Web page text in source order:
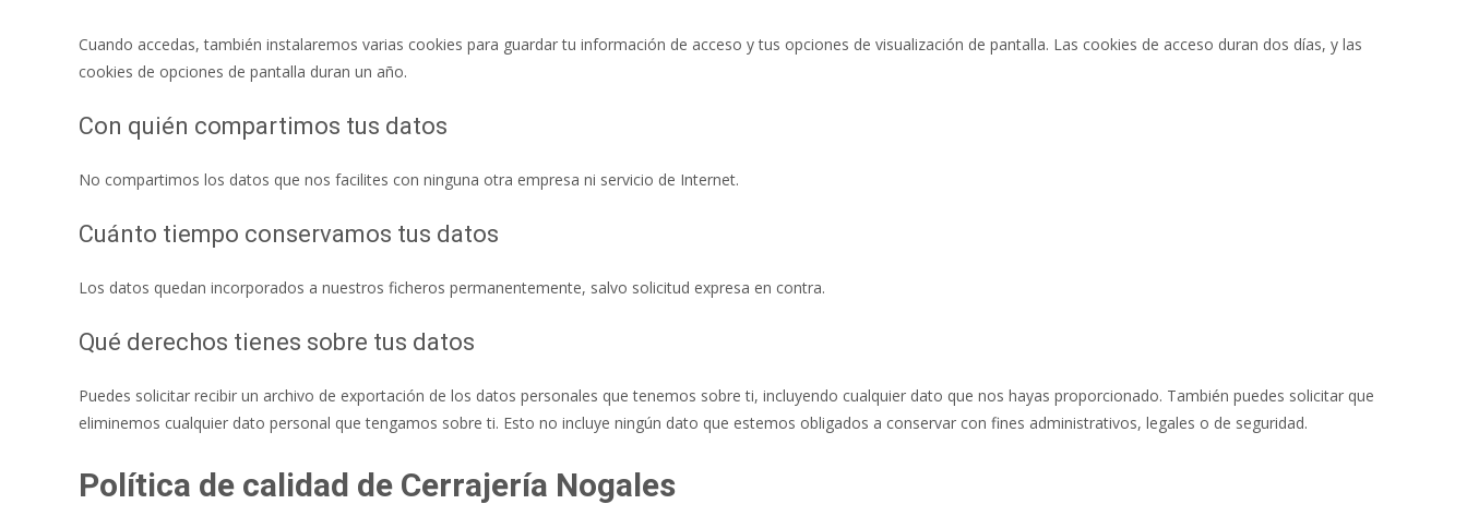
Cuando accedas, también instalaremos varias cookies para guardar tu información de acceso y tus opciones de visualización de pantalla. Las cookies de acceso duran dos días, y las
cookies de opciones de pantalla duran un año.
Con quién compartimos tus datos
No compartimos los datos que nos facilites con ninguna otra empresa ni servicio de Internet.
Cuánto tiempo conservamos tus datos
Los datos quedan incorporados a nuestros ficheros permanentemente, salvo solicitud expresa en contra.
Qué derechos tienes sobre tus datos
Puedes solicitar recibir un archivo de exportación de los datos personales que tenemos sobre ti, incluyendo cualquier dato que nos hayas proporcionado. También puedes solicitar que
eliminemos cualquier dato personal que tengamos sobre ti. Esto no incluye ningún dato que estemos obligados a conservar con fines administrativos, legales o de seguridad.
Política de calidad de Cerrajería Nogales